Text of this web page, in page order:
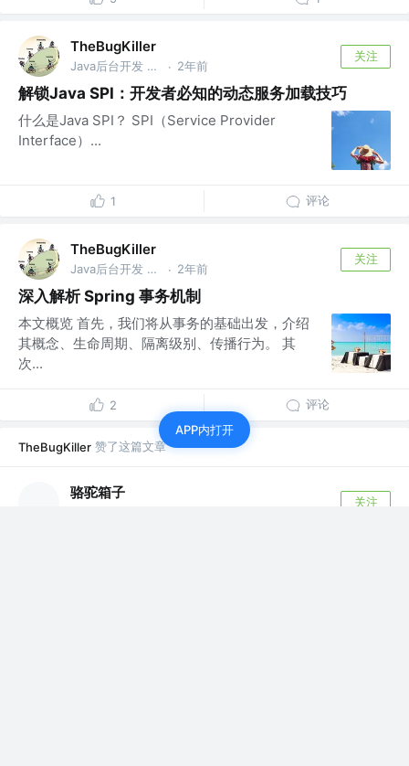
TheBugKiller
Java后台开发 @美团 · 2年前
关注
解锁Java SPI：开发者必知的动态服务加载技巧
什么是Java SPI？ SPI（Service Provider
Interface）...
1 评论
TheBugKiller
Java后台开发 @美团 · 2年前
关注
深入解析 Spring 事务机制
本文概览 首先，我们将从事务的基础出发，介绍
其概念、生命周期、隔离级别、传播行为。 其
次...
2 评论
TheBugKiller 赞了这篇文章
骆驼箱子
关注
APP内打开